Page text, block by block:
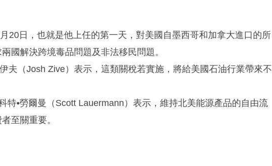
20日，也就是他上任的第一天，對美國自墨西哥和加拿大進口的所
國解決跨境毒品問題及非法移民問題。
夫（Josh Zive）表示，這類關稅若實施，將給美國石油行業帶來不
特•勞爾曼（Scott Lauermann）表示，維持北美能源產品的自由流
至關重要。